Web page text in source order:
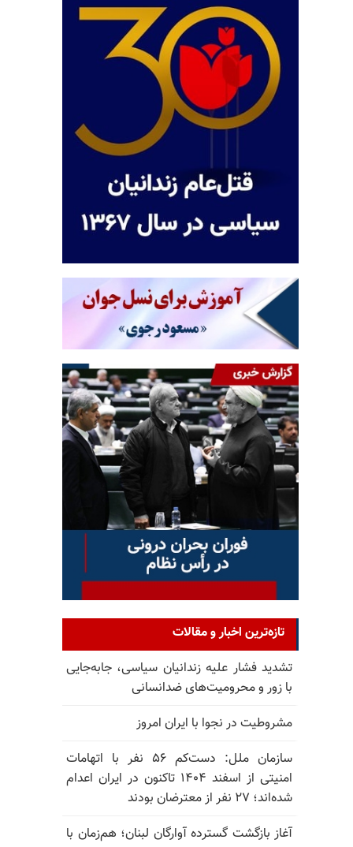
تازه‌ترین اخبار و مقالات
تشدید فشار علیه زندانیان سیاسی، جابه‌جایی
با زور و محرومیت‌های ضدانسانی
مشروطیت در نجوا با ایران امروز
سازمان ملل: دست‌کم ۵۶ نفر با اتهامات
امنیتی از اسفند ۱۴۰۴ تاکنون در ایران اعدام
شده‌اند؛ ۲۷ نفر از معترضان بودند
آغاز بازگشت گسترده آوارگان لبنان؛ هم‌زمان با